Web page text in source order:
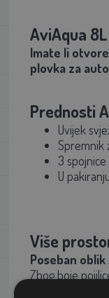
AviAqua
Imate li
plovka za
Prednosti
Uvijek
Spremnik
3
U
Više
Poseban oblik
Zbog boje